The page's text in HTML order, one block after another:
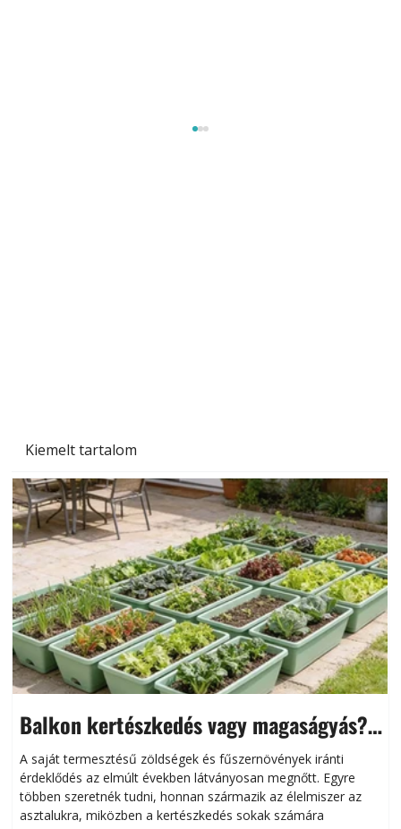
Kiemelt tartalom
Balkon kertészkedés vagy magaságyás?
Helytakarékos kertészkedés
A saját termesztésű zöldségek és fűszernövények iránti
érdeklődés az elmúlt években látványosan megnőtt. Egyre
többen szeretnék tudni, honnan származik az élelmiszer az
asztalukra, miközben a kertészkedés sokak számára